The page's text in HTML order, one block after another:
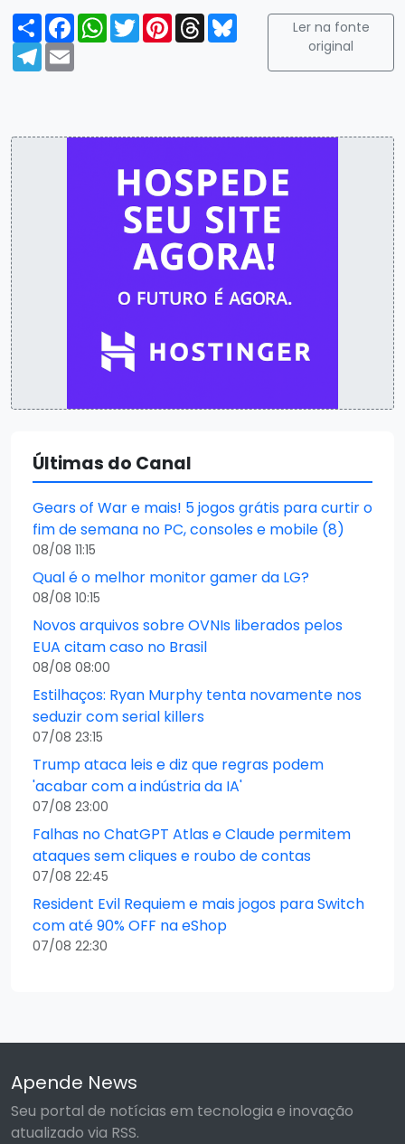
Compartilhar
FacebookWhatsApp
TwitterPinterest
ThreadsBluesky
Telegram
Email
Ler na fonte
original
Últimas do Canal
Gears of War e mais! 5 jogos grátis para curtir o
fim de semana no PC, consoles e mobile (8)
08/08 11:15
Qual é o melhor monitor gamer da LG?
08/08 10:15
Novos arquivos sobre OVNIs liberados pelos
EUA citam caso no Brasil
08/08 08:00
Estilhaços: Ryan Murphy tenta novamente nos
seduzir com serial killers
07/08 23:15
Trump ataca leis e diz que regras podem
'acabar com a indústria da IA'
07/08 23:00
Falhas no ChatGPT Atlas e Claude permitem
ataques sem cliques e roubo de contas
07/08 22:45
Resident Evil Requiem e mais jogos para Switch
com até 90% OFF na eShop
07/08 22:30
Apende News
Seu portal de notícias em tecnologia e inovação
atualizado via RSS.